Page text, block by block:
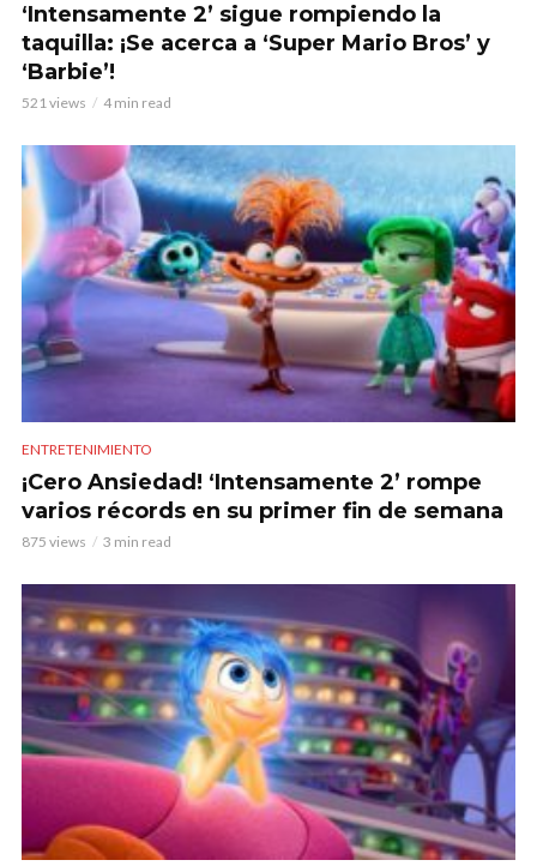
‘Intensamente 2’ sigue rompiendo la
taquilla: ¡Se acerca a ‘Super Mario Bros’ y
‘Barbie’!
521 views 4 min read
ENTRETENIMIENTO
¡Cero Ansiedad! ‘Intensamente 2’ rompe
varios récords en su primer fin de semana
875 views 3 min read